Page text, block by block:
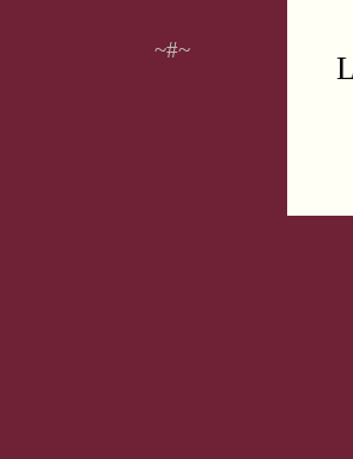
~#~
L